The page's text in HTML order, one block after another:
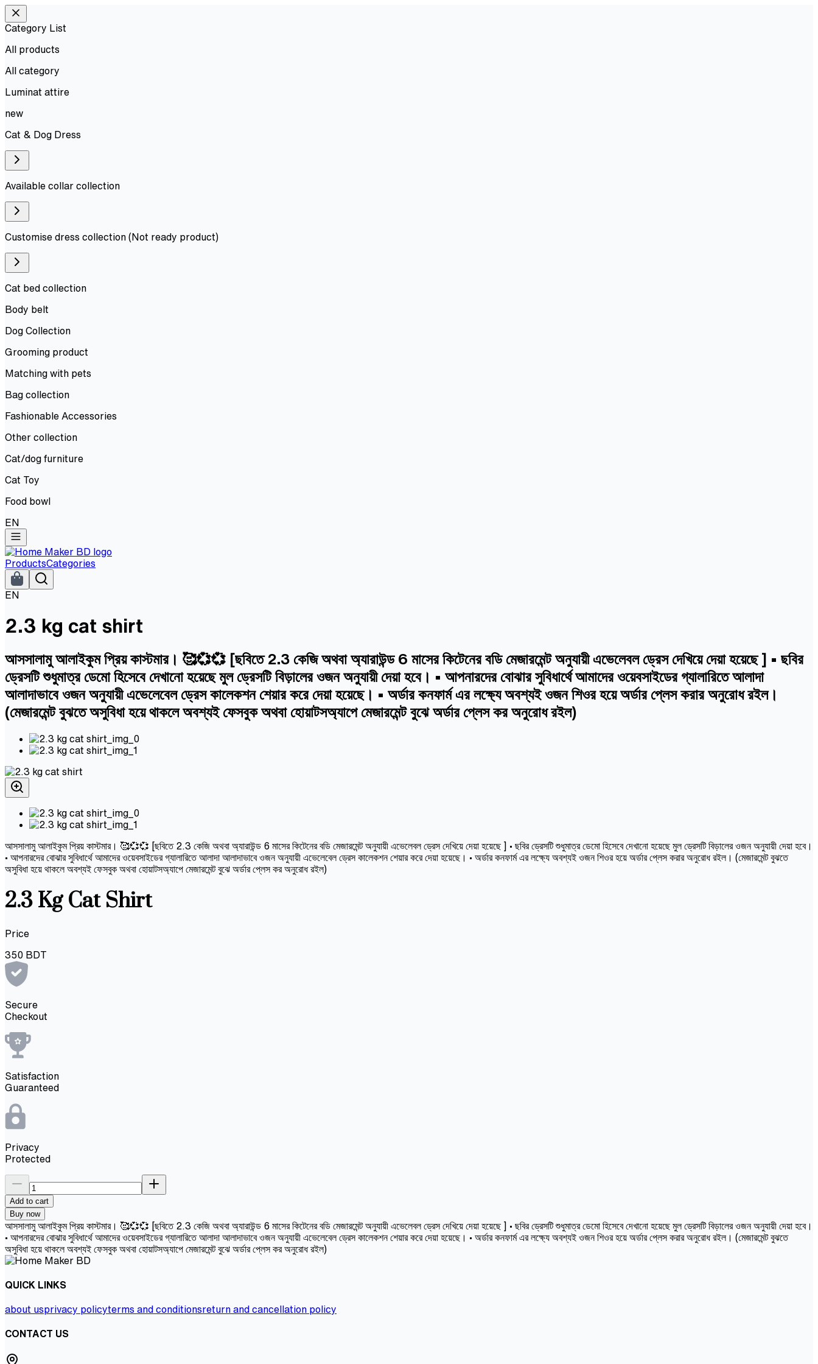
Category List
All products
All category
Luminat attire
new
Cat & Dog Dress
Available collar collection
Customise dress collection (Not ready product)
Cat bed collection
Body belt
Dog Collection
Grooming product
Matching with pets
Bag collection
Fashionable Accessories
Other collection
Cat/dog furniture
Cat Toy
Food bowl
EN
ProductsCategories
EN
2.3 kg cat shirt
আসসালামু আলাইকুম প্রিয় কাস্টমার। 🥰💞💞 [ছবিতে 2.3 কেজি অথবা অ্যারাউন্ড 6 মাসের কিটেনের বডি মেজারমেন্ট অনুযায়ী এভেলেবল ড্রেস দেখিয়ে দেয়া হয়েছে ] • ছবির
ড্রেসটি শুধুমাত্র ডেমো হিসেবে দেখানো হয়েছে মুল ড্রেসটি বিড়ালের ওজন অনুযায়ী দেয়া হবে। • আপনারদের বোঝার সুবিধার্থে আমাদের ওয়েবসাইডের গ্যালারিতে আলাদা
আলাদাভাবে ওজন অনুযায়ী এভেলেবেল ড্রেস কালেকশন শেয়ার করে দেয়া হয়েছে। • অর্ডার কনফার্ম এর লক্ষ্যে অবশ্যই ওজন শিওর হয়ে অর্ডার প্লেস করার অনুরোধ রইল।
(মেজারমেন্ট বুঝতে অসুবিধা হয়ে থাকলে অবশ্যই ফেসবুক অথবা হোয়াটসঅ্যাপে মেজারমেন্ট বুঝে অর্ডার প্লেস কর অনুরোধ রইল)
আসসালামু আলাইকুম প্রিয় কাস্টমার। 🥰💞💞 [ছবিতে 2.3 কেজি অথবা অ্যারাউন্ড 6 মাসের কিটেনের বডি মেজারমেন্ট অনুযায়ী এভেলেবল ড্রেস দেখিয়ে দেয়া হয়েছে ] • ছবির ড্রেসটি শুধুমাত্র ডেমো হিসেবে দেখানো হয়েছে মুল ড্রেসটি বিড়ালের ওজন অনুযায়ী দেয়া হবে।
• আপনারদের বোঝার সুবিধার্থে আমাদের ওয়েবসাইডের গ্যালারিতে আলাদা আলাদাভাবে ওজন অনুযায়ী এভেলেবেল ড্রেস কালেকশন শেয়ার করে দেয়া হয়েছে। • অর্ডার কনফার্ম এর লক্ষ্যে অবশ্যই ওজন শিওর হয়ে অর্ডার প্লেস করার অনুরোধ রইল। (মেজারমেন্ট বুঝতে
অসুবিধা হয়ে থাকলে অবশ্যই ফেসবুক অথবা হোয়াটসঅ্যাপে মেজারমেন্ট বুঝে অর্ডার প্লেস কর অনুরোধ রইল)
2.3 Kg Cat Shirt
Price
350 BDT
Secure
Checkout
Satisfaction
Guaranteed
Privacy
Protected
Add to cart
Buy now
আসসালামু আলাইকুম প্রিয় কাস্টমার। 🥰💞💞 [ছবিতে 2.3 কেজি অথবা অ্যারাউন্ড 6 মাসের কিটেনের বডি মেজারমেন্ট অনুযায়ী এভেলেবল ড্রেস দেখিয়ে দেয়া হয়েছে ] • ছবির ড্রেসটি শুধুমাত্র ডেমো হিসেবে দেখানো হয়েছে মুল ড্রেসটি বিড়ালের ওজন অনুযায়ী দেয়া হবে।
• আপনারদের বোঝার সুবিধার্থে আমাদের ওয়েবসাইডের গ্যালারিতে আলাদা আলাদাভাবে ওজন অনুযায়ী এভেলেবেল ড্রেস কালেকশন শেয়ার করে দেয়া হয়েছে। • অর্ডার কনফার্ম এর লক্ষ্যে অবশ্যই ওজন শিওর হয়ে অর্ডার প্লেস করার অনুরোধ রইল। (মেজারমেন্ট বুঝতে
অসুবিধা হয়ে থাকলে অবশ্যই ফেসবুক অথবা হোয়াটসঅ্যাপে মেজারমেন্ট বুঝে অর্ডার প্লেস কর অনুরোধ রইল)
QUICK LINKS
about usprivacy policyterms and conditionsreturn and cancellation policy
CONTACT US